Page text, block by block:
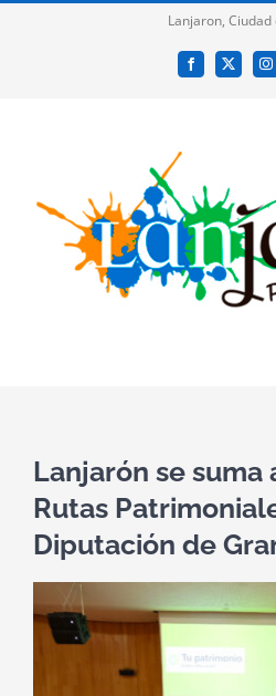
Lanjaron, Ciudad
Facebook
X
Lanjarón se
Rutas
Diputación de
imagen